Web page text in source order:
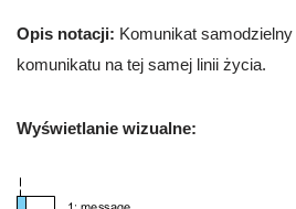
Opis notacji: Komunikat
komunikatu na tej samej linii życia.
Wyświetlanie wizualne: